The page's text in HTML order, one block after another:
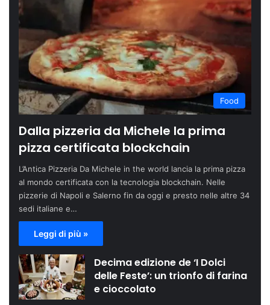
Food
Dalla pizzeria da Michele la prima
pizza certificata blockchain
L’Antica Pizzeria Da Michele in the world lancia la prima pizza
al mondo certificata con la tecnologia blockchain. Nelle
pizzerie di Napoli e Salerno fin da oggi e presto nelle altre 34
sedi italiane e…
Leggi di più »
Decima edizione de ‘I Dolci
delle Feste’: un trionfo di farina
e cioccolato